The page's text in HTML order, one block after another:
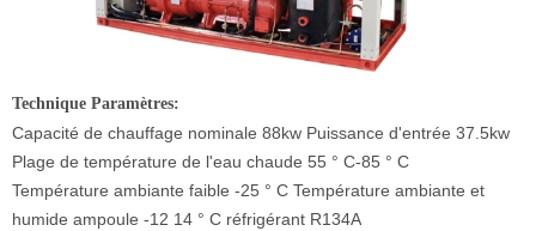
Technique Paramètres:
Capacité de chauffage nominale 88kw Puissance d'entrée 37.5kw
Plage de température de l'eau chaude 55 ° C-85 ° C
Température ambiante faible -25 ° C Température ambiante et
humide ampoule -12 14 ° C réfrigérant R134A